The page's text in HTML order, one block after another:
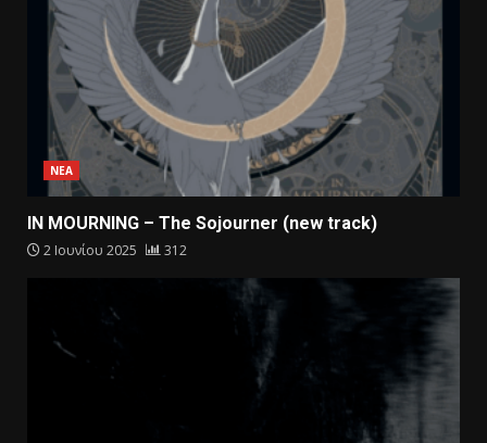
ΝΕΑ
IN MOURNING – The Sojourner (new track)
2 Ιουνίου 2025 312